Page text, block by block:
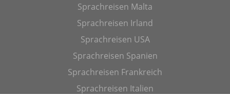
Sprachreisen Malta
Sprachreisen Irland
Sprachreisen USA
Sprachreisen Spanien
Sprachreisen Frankreich
Sprachreisen Italien